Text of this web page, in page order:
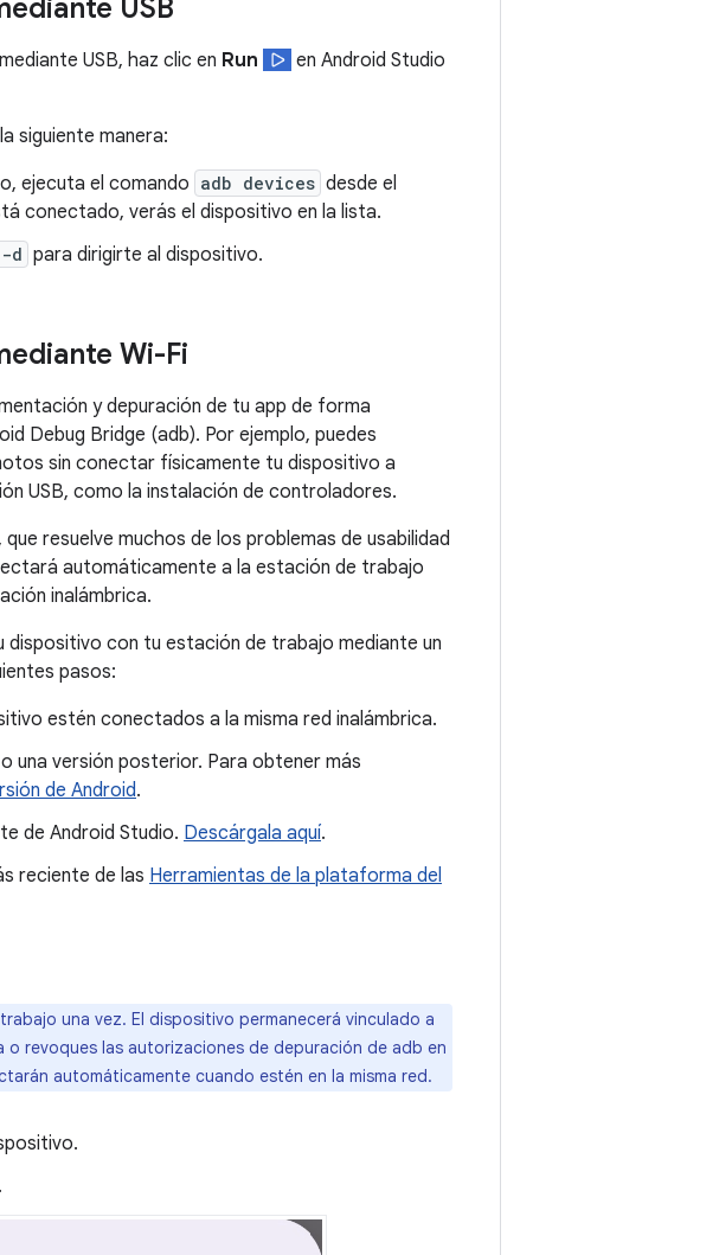
USB
USB, haz clic en Run
en Android Studio
siguiente manera:
ejecuta el comando adb devices desde el
conectado, verás el dispositivo en la lista.
-d para dirigirte al dispositivo.
Wi-Fi
y depuración de tu app de forma
Debug Bridge (adb). Por ejemplo, puedes
sin conectar físicamente tu dispositivo a
USB, como la instalación de controladores.
resuelve muchos de los problemas de usabilidad
automáticamente a la estación de trabajo
inalámbrica.
dispositivo con tu estación de trabajo mediante un
pasos:
estén conectados a la misma red inalámbrica.
una versión posterior. Para obtener más
de Android.
de Android Studio. Descárgala aquí.
reciente de las Herramientas de la plataforma del
una vez. El dispositivo permanecerá vinculado a
revoques las autorizaciones de depuración de adb en
automáticamente cuando estén en la misma red.